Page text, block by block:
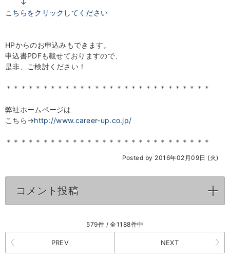
↓
こちらをクリックしてください
HPからのお申込みもできます。
申込書PDFも載せておりますので、
是非、ご検討ください！
＊＊＊＊＊＊＊＊＊＊＊＊＊＊＊＊＊＊＊＊＊＊＊＊＊＊＊＊
弊社ホームページは
こちら→http://www.career-up.co.jp/
＊＊＊＊＊＊＊＊＊＊＊＊＊＊＊＊＊＊＊＊＊＊＊＊＊＊＊＊
Posted by 2016年02月09日 (火)
コメント投稿
579件 / 全1188件中
PREV NEXT